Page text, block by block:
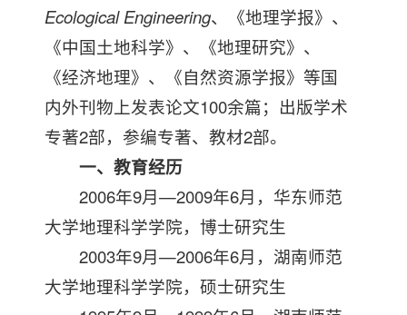
Ecological Engineering、《地理学报》、
《中国土地科学》、《地理研究》、
《经济地理》、《自然资源学报》等国
内外刊物上发表论文100余篇；出版学术
专著2部，参编专著、教材2部。
一、教育经历
2006年9月—2009年6月，华东师范
大学地理科学学院，博士研究生
2003年9月—2006年6月，湖南师范
大学地理科学学院，硕士研究生